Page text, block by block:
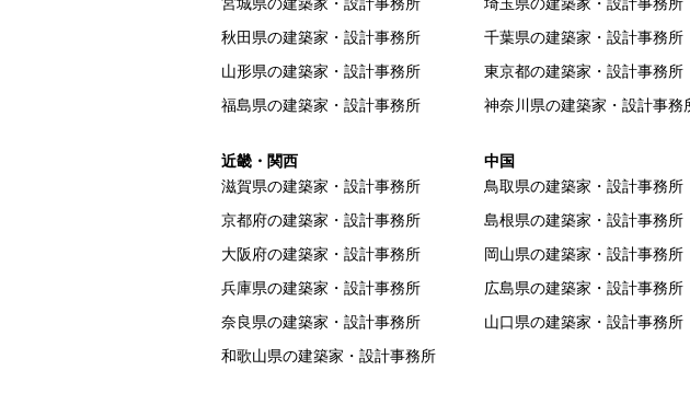
秋田県の建築家・設計事務所
山形県の建築家・設計事務所
福島県の建築家・設計事務所
千葉県の建築家・設計事務所
東京都の建築家・設計事務所
神奈川県の建築家・設計事務
近畿・関西
滋賀県の建築家・設計事務所
京都府の建築家・設計事務所
大阪府の建築家・設計事務所
兵庫県の建築家・設計事務所
奈良県の建築家・設計事務所
和歌山県の建築家・設計事務所
中国
鳥取県の建築家・設計事務所
島根県の建築家・設計事務所
岡山県の建築家・設計事務所
広島県の建築家・設計事務所
山口県の建築家・設計事務所